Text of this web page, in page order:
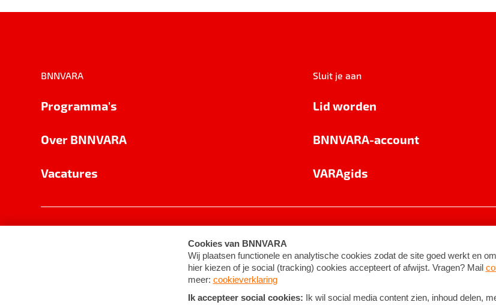
BNNVARA
Programma's
Over BNNVARA
Vacatures
Sluit je aan
Lid worden
BNNVARA-account
VARAgids
Cookie-instellingen Algemene voorwaarden ©2026BNNVARA